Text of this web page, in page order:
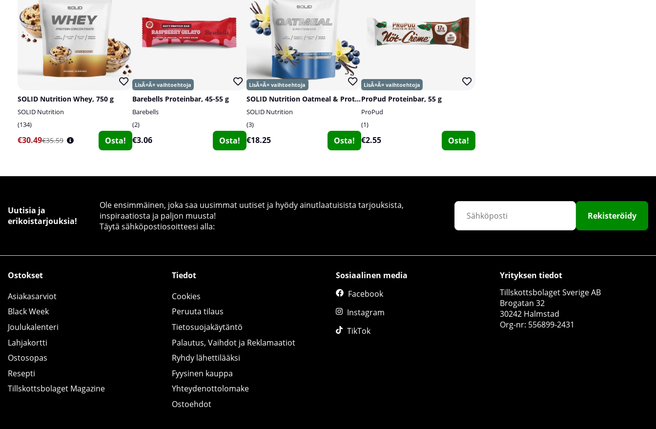
Fat Gripz One Series
Fat Gripz
SOLID Nutrition Whey, 750 g
SOLID Nutrition
134
€30.49€35.59 Osta!
Barebells Proteinbar, 45-55 g
Barebells
2
€3.06 Osta!
SOLID Nutrition Oatmeal & Protein Mix, 750 g
SOLID Nutrition
3
€18.25 Osta!
ProPud Proteinbar, 55 g
ProPud
1
€2.55 Osta!
Uutisia ja
erikoistarjouksia!
Ole ensimmäinen, joka saa uusimmat uutiset ja hyödy ainutlaatuisista tarjouksista,
inspiraatiosta ja paljon muusta!
Täytä sähköpostiosoitteesi alla:
Rekisteröidy
Ostokset
Asiakasarviot
Black Week
Joulukalenteri
Lahjakortti
Ostosopas
Resepti
Tillskottsbolaget Magazine
Tiedot
Cookies
Peruuta tilaus
Tietosuojakäytäntö
Palautus, Vaihdot ja Reklamaatiot
Ryhdy lähettilääksi
Fyysinen kauppa
Yhteydenottolomake
Ostoehdot
Sosiaalinen media
Facebook
Instagram
TikTok
Yrityksen tiedot
Tillskottsbolaget Sverige AB
Brogatan 32
30242 Halmstad
Org-nr: 556899-2431